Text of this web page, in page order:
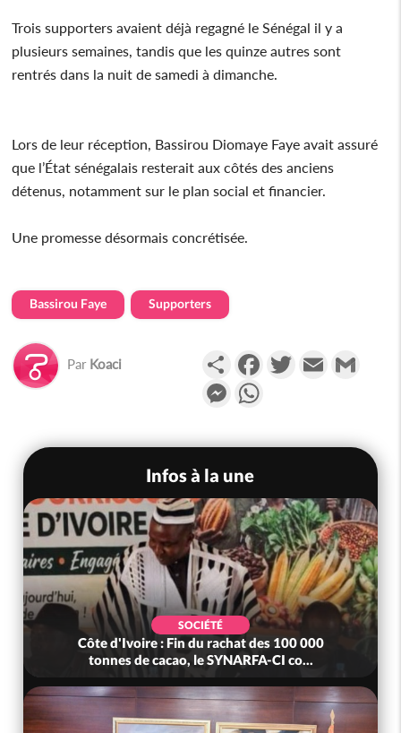
‎Trois supporters avaient déjà regagné le Sénégal il y a
plusieurs semaines, tandis que les quinze autres sont
rentrés dans la nuit de samedi à dimanche.
‎Lors de leur réception, Bassirou Diomaye Faye avait assuré
que l’État sénégalais resterait aux côtés des anciens
détenus, notamment sur le plan social et financier.
Une promesse désormais concrétisée.
Bassirou Faye Supporters
Par Koaci PartagerFacebookTwitterEmail
Messenger
Infos à la une
SOCIÉTÉ
Côte d'Ivoire : Fin du rachat des 100 000
tonnes de cacao, le SYNARFA-CI co...